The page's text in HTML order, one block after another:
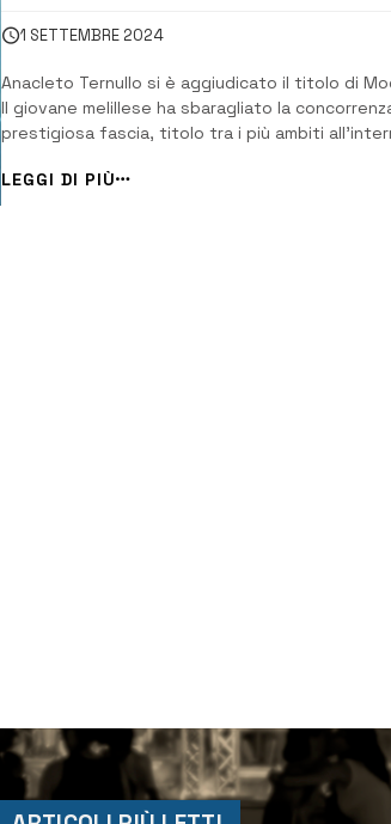
1 SETTEMBRE 2024
Anacleto Ternullo si è aggiudicato il titolo di
Il giovane melillese ha sbaragliato la
prestigiosa fascia, titolo tra i più ambiti
vincitore del concorso “The Best Model of
questa fascia...
LEGGI DI PIÙ